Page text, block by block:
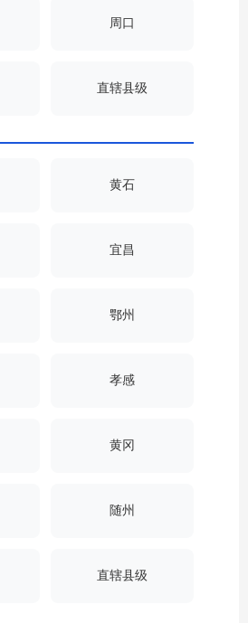
周口
直辖县级
黄石
宜昌
鄂州
孝感
黄冈
随州
直辖县级